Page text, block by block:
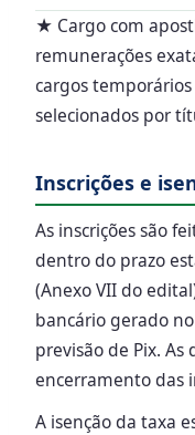
★ Cargo com
remunerações
cargos
selecionados por
Inscrições e
As inscrições são
dentro do prazo
(Anexo VII do
bancário gerado
previsão de Pix.
encerramento das
A isenção da taxa